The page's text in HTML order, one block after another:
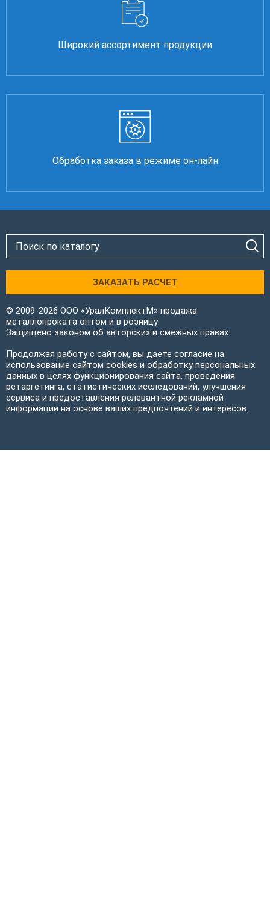
Широкий ассортимент продукции
Обработка заказа в режиме он-лайн
ЗАКАЗАТЬ РАСЧЕТ
© 2009-2026 ООО «УралКомплектМ» продажа
металлопроката оптом и в розницу
Защищено законом об авторских и смежных правах
Продолжая работу с сайтом, вы даете согласие на
использование сайтом cookies и обработку персональных
данных в целях функционирования сайта, проведения
ретаргетинга, статистических исследований, улучшения
сервиса и предоставления релевантной рекламной
информации на основе ваших предпочтений и интересов.